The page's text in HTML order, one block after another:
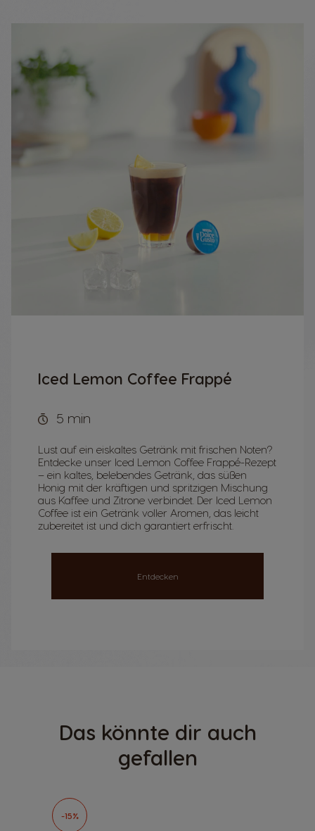
Iced Lemon Coffee Frappé
5 min
Lust auf ein eiskaltes Getränk mit frischen Noten?
Entdecke unser Iced Lemon Coffee Frappé-Rezept
– ein kaltes, belebendes Getränk, das süßen
Honig mit der kräftigen und spritzigen Mischung
aus Kaffee und Zitrone verbindet. Der Iced Lemon
Coffee ist ein Getränk voller Aromen, das leicht
zubereitet ist und dich garantiert erfrischt.
Entdecken
Das könnte dir auch
gefallen
-15%